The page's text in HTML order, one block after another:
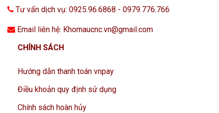
Tư vấn dịch vụ: 0925.96.6868 - 0979.776.766
Email liên hệ: Khomaucnc.vn@gmail.com
CHÍNH SÁCH
Hướng dẫn thanh toán vnpay
Điều khoản quy định sử dụng
Chính sách hoàn hủy